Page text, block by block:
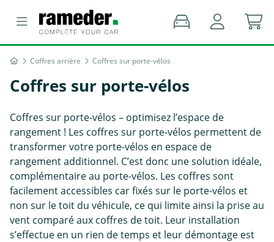
Coffres arrière Coffres sur porte-vélos
Coffres sur porte-vélos
Coffres sur porte-vélos – optimisez l’espace de
rangement ! Les coffres sur porte-vélos permettent de
transformer votre porte-vélos en espace de
rangement additionnel. C’est donc une solution idéale,
complémentaire au porte-vélos. Les coffres sont
facilement accessibles car fixés sur le porte-vélos et
non sur le toit du véhicule, ce qui limite ainsi la prise au
vent comparé aux coffres de toit. Leur installation
s’effectue en un rien de temps et leur démontage est